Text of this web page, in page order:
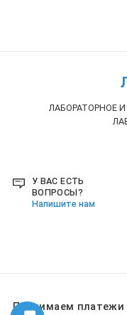
ЛАБОРАТОРНОЕ
У ВАС ЕСТЬ
ВОПРОСЫ?
Напишите нам
Принимаем платежи